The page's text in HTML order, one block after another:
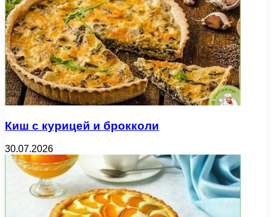
Киш с курицей и брокколи
30.07.2026